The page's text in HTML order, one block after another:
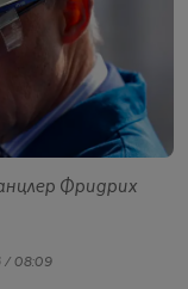
Фридрих
/ 08:09